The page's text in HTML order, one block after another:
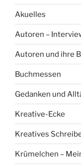
Akuelles
Autoren –
Autoren und ihre
Buchmessen
Gedanken und
Kreative-Ecke
Kreatives
Krümelchen –